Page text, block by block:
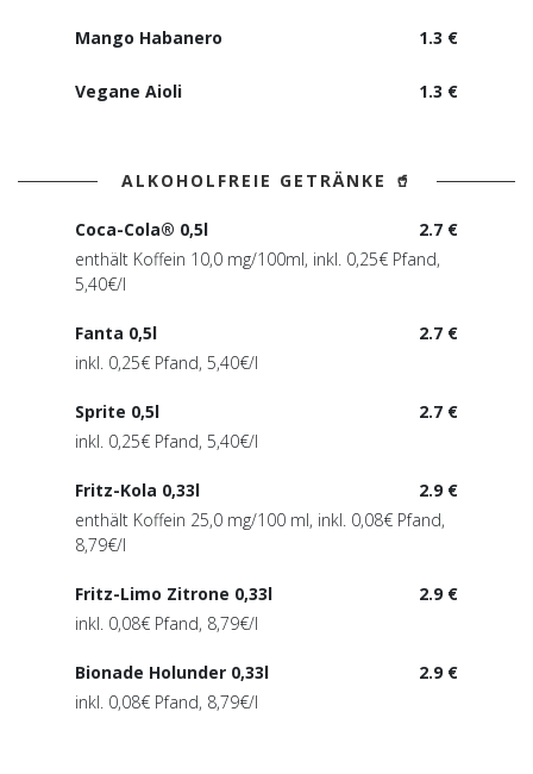
1.3 €
Mango Habanero
1.3 €
Vegane Aioli
ALKOHOLFREIE GETRÄNKE 🥤
2.7 €
Coca-Cola® 0,5l
enthält Koffein 10,0 mg/100ml, inkl. 0,25€ Pfand,
5,40€/l
2.7 €
Fanta 0,5l
inkl. 0,25€ Pfand, 5,40€/l
2.7 €
Sprite 0,5l
inkl. 0,25€ Pfand, 5,40€/l
2.9 €
Fritz-Kola 0,33l
enthält Koffein 25,0 mg/100 ml, inkl. 0,08€ Pfand,
8,79€/l
2.9 €
Fritz-Limo Zitrone 0,33l
inkl. 0,08€ Pfand, 8,79€/l
2.9 €
Bionade Holunder 0,33l
inkl. 0,08€ Pfand, 8,79€/l